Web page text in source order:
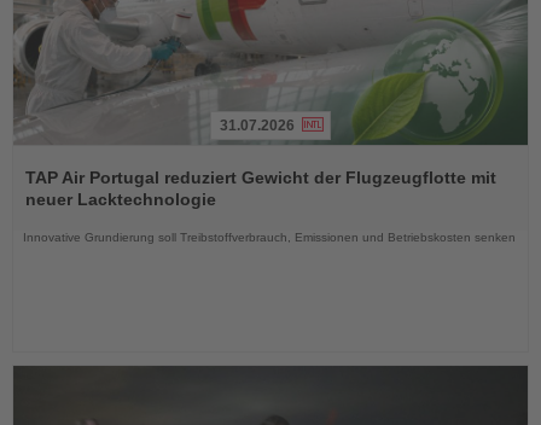
Sie
die
31.07.2026
TAP Air Portugal reduziert Gewicht der Flugzeugflotte mit
neuer Lacktechnologie
Innovative Grundierung soll Treibstoffverbrauch, Emissionen und Betriebskosten senken